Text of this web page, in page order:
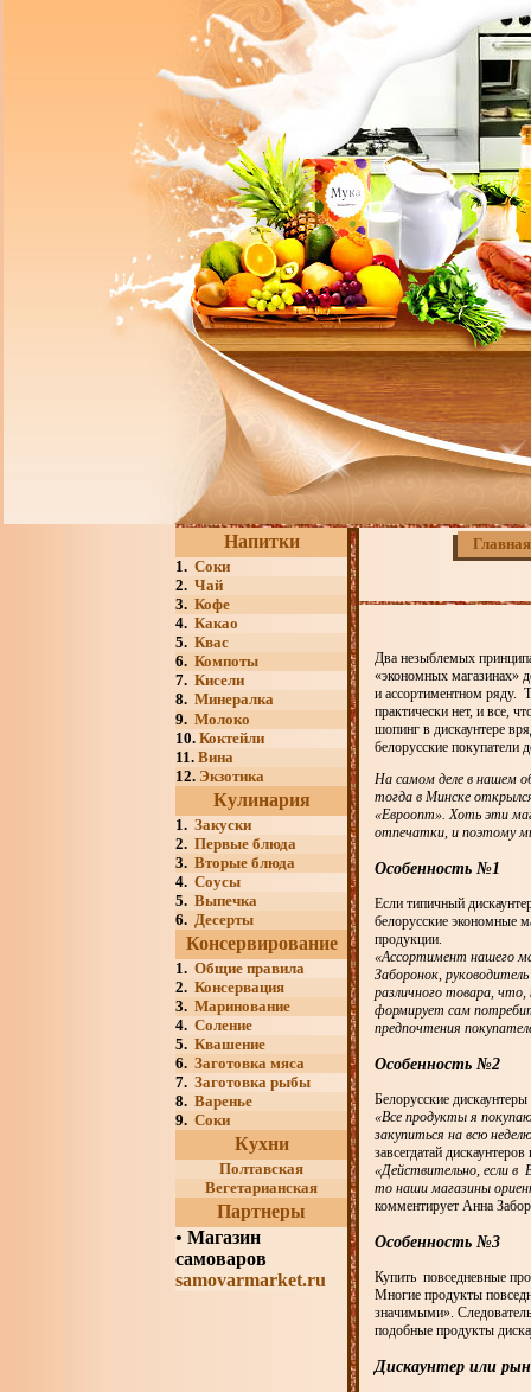
Напитки
1. Соки
2. Чай
3. Кофе
4. Какао
5. Квас
6. Компоты
7. Кисели
8. Минералка
9. Молоко
10. Коктейли
11. Вина
12. Экзотика
Кулинария
1. Закуски
2. Первые блюда
3. Вторые блюда
4. Соусы
5. Выпечка
6. Десерты
Консервирование
1. Общие правила
2. Консервация
3. Маринование
4. Соление
5. Квашение
6. Заготовка мяса
7. Заготовка рыбы
8. Варенье
9. Соки
Кухни
Полтавская
Вегетарианская
Партнеры
• Магазин
самоваров
samovarmarket.ru
Главная
Два незыблемых
«экономных магазинах»
и ассортиментном ряду.
практически нет, и все,
шопинг в дискаунтере
белорусские покупатели
На самом деле в нашем
тогда в Минске
«Евроопт». Хоть эти
отпечатки, и поэтому
Особенность №1
Если типичный
белорусские экономные
продукции.
«Ассортимент нашего
Заборонок,
различного товара,
формирует сам
предпочтения
Особенность №2
Белорусские
«Все продукты я
закупиться на всю
завсегдатай
«Действительно, если в
то наши магазины
комментирует Анна
Особенность №3
Купить повседневные
Многие продукты
значимыми».
подобные продукты
Дискаунтер или